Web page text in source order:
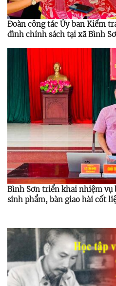
Đoàn công tác Ủy ban Kiểm
đình chính sách tại xã Bình
Bình Sơn triển khai nhiệm vụ
sinh phẩm, bàn giao hài cốt